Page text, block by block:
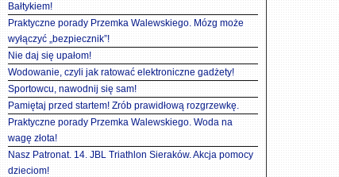
Bałtykiem!
Praktyczne porady Przemka Walewskiego. Mózg może
wyłączyć „bezpiecznik”!
Nie daj się upałom!
Wodowanie, czyli jak ratować elektroniczne gadżety!
Sportowcu, nawodnij się sam!
Pamiętaj przed startem! Zrób prawidłową rozgrzewkę.
Praktyczne porady Przemka Walewskiego. Woda na
wagę złota!
Nasz Patronat. 14. JBL Triathlon Sieraków. Akcja pomocy
dzieciom!